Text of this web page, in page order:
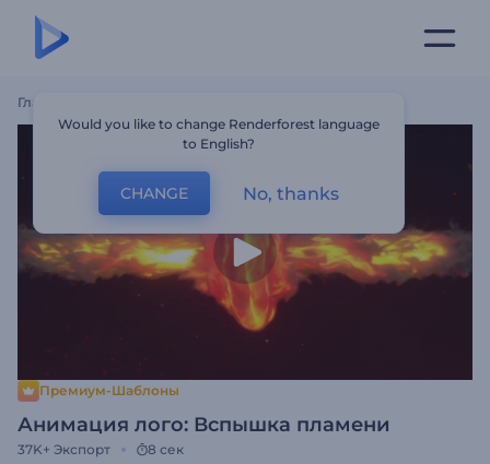
Главная
Премиум-Шаблоны
Анимация лого: Вспышка пламени
37K+ Экспорт 8 сек
Would you like to change Renderforest language
to English?
CHANGE No, thanks